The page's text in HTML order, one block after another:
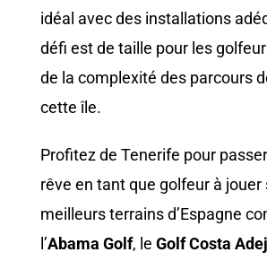
idéal avec des installations
défi est de taille pour les
de la complexité des parcours
cette île.
Profitez de Tenerife pour
rêve en tant que golfeur à jouer
meilleurs terrains d’Espagne
l’Abama Golf, le Golf Costa